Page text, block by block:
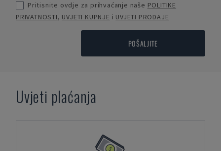
Pritisnite ovdje za prihvaćanje naše POLITIKE
PRIVATNOSTI, UVJETI KUPNJE i UVJETI PRODAJE
POŠALJITE
Uvjeti plaćanja